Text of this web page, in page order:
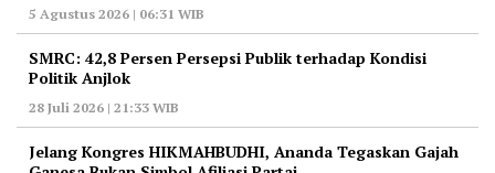
5 Agustus 2026 | 06:31 WIB
‎SMRC: 42,8 Persen Persepsi Publik terhadap Kondisi
Politik Anjlok
28 Juli 2026 | 21:33 WIB
‎Jelang Kongres HIKMAHBUDHI, Ananda Tegaskan Gajah